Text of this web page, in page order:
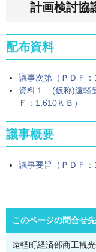
計画検討協
配布資料
議事次第（ＰＤＦ：
資料１ (仮称)遠軽
Ｆ：1,610ＫＢ）
議事概要
議事要旨（ＰＤＦ：
このページの問合せ先
遠軽町経済部商工観